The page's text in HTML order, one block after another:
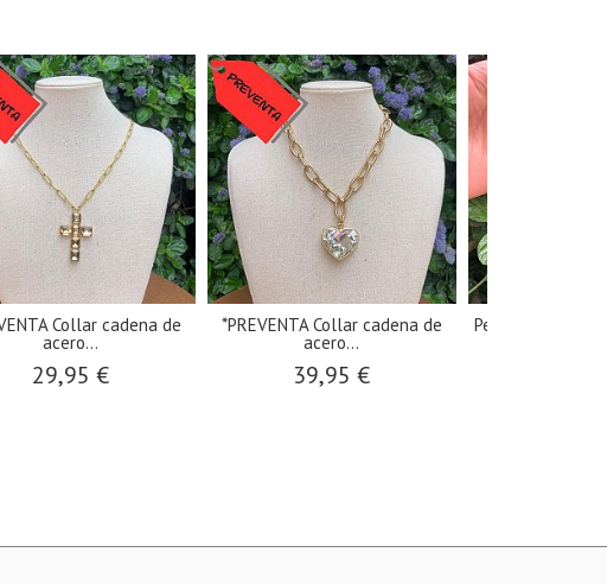
Collar cadena de
acero...
29,95 €
*PREVENTA Collar cadena de
acero...
39,95 €
Pendientes